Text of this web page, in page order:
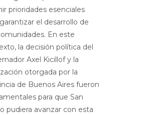
prioridades esenciales
el desarrollo de
En este
la decisión política del
Axel Kicillof y la
otorgada por la
de Buenos Aires fueron
para que San
pudiera avanzar con esta